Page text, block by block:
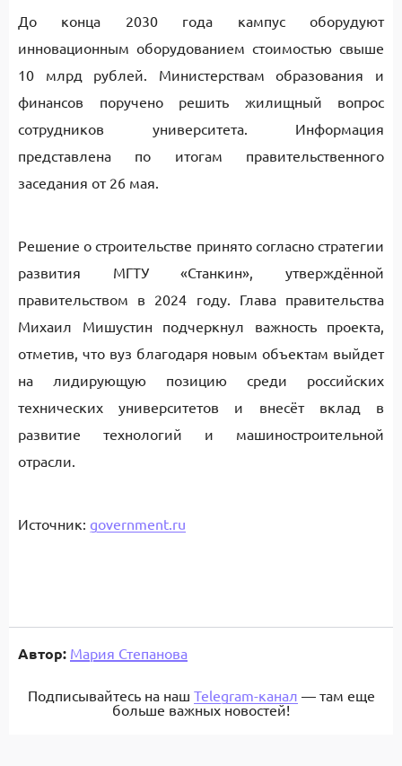
До конца 2030 года кампус оборудуют
инновационным оборудованием стоимостью свыше
10 млрд рублей. Министерствам образования и
финансов поручено решить жилищный вопрос
сотрудников университета. Информация
представлена по итогам правительственного
заседания от 26 мая.
Решение о строительстве принято согласно стратегии
развития МГТУ «Станкин», утверждённой
правительством в 2024 году. Глава правительства
Михаил Мишустин подчеркнул важность проекта,
отметив, что вуз благодаря новым объектам выйдет
на лидирующую позицию среди российских
технических университетов и внесёт вклад в
развитие технологий и машиностроительной
отрасли.
Источник: government.ru
Автор: Мария Степанова
Подписывайтесь на наш Telegram-канал — там еще
больше важных новостей!